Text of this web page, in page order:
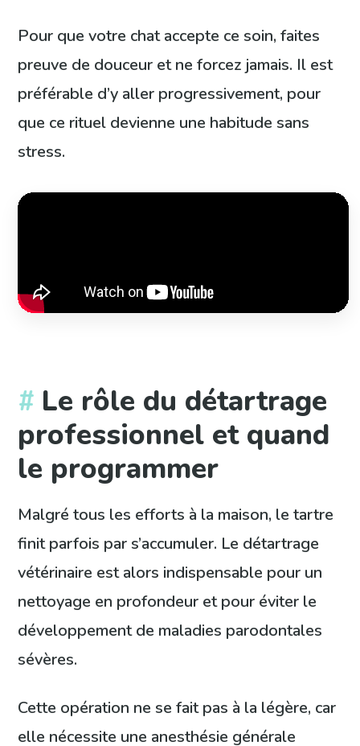
Pour que votre chat accepte ce soin, faites
preuve de douceur et ne forcez jamais. Il est
préférable d’y aller progressivement, pour
que ce rituel devienne une habitude sans
stress.
Le rôle du détartrage
professionnel et quand
le programmer
Malgré tous les efforts à la maison, le tartre
finit parfois par s’accumuler. Le détartrage
vétérinaire est alors indispensable pour un
nettoyage en profondeur et pour éviter le
développement de maladies parodontales
sévères.
Cette opération ne se fait pas à la légère, car
elle nécessite une anesthésie générale